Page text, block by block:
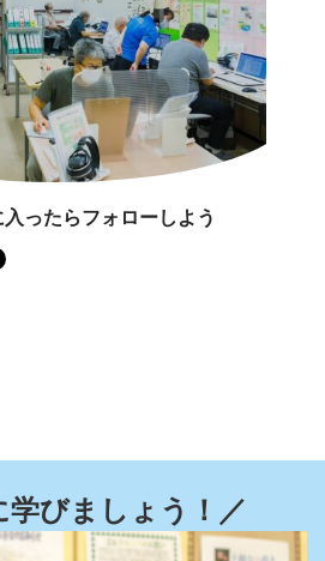
ったらフォローしよう
学びましょう！／